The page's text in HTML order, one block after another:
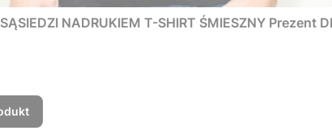
NADRUKIEM T-SHIRT ŚMIESZNY